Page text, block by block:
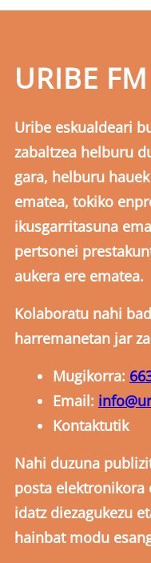
URIBE FM
Uribe eskualdeari
zabaltzea helburu
gara, helburu
ematea, tokiko
ikusgarritasuna
pertsonei
aukera ere ematea.
Kolaboratu nahi
harremanetan jar
Mugikorra:
Email:
Kontaktutik
Nahi duzuna
posta elektronikora
idatz diezagukezu
hainbat modu